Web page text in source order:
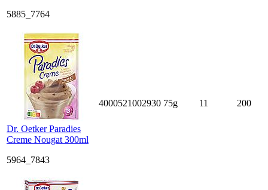
5885_7764
Dr. Oetker Paradies
Creme Nougat 300ml
5964_7843
4000521002930 75g 11 200